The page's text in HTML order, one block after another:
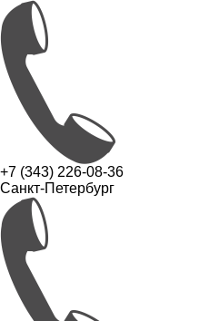
+7 (343) 226-08-36
Санкт-Петербург